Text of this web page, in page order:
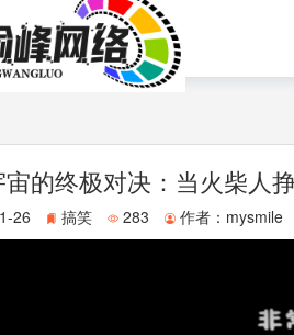
的终极对决：当火柴人
26 搞笑 283 作者： mysmile